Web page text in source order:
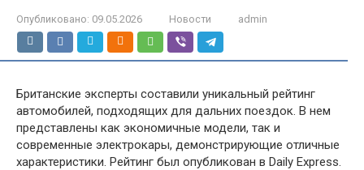
Опубликовано: 09.05.2026 Новости admin
Британские эксперты составили уникальный рейтинг
автомобилей, подходящих для дальних поездок. В нем
представлены как экономичные модели, так и
современные электрокары, демонстрирующие отличные
характеристики. Рейтинг был опубликован в Daily Express.